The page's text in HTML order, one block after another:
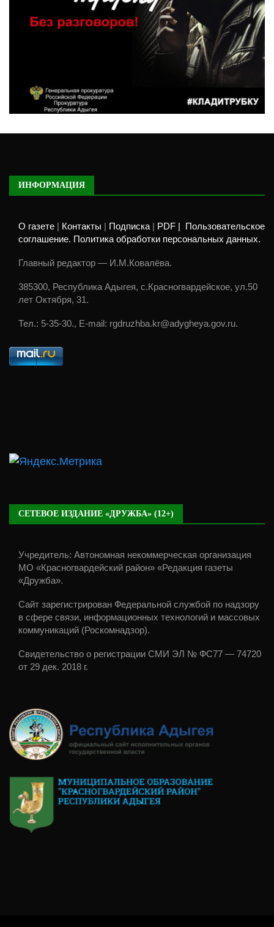
ИНФОРМАЦИЯ
О газете Контакты Подписка PDF |
Пользовательское
соглашение. Политика обработки персональных данных.
Главный редактор — И.М.Ковалёва.
385300, Республика Адыгея, с.Красногвардейское, ул.50
лет Октября, 31.
Тел.: 5-35-30., E-mail: rgdruzhba.kr@adygheya.gov.ru.
СЕТЕВОЕ ИЗДАНИЕ «ДРУЖБА» (12+)
Учредитель: Автономная некоммерческая организация
МО «Красногвардейский район» «Редакция газеты
«Дружба».
Сайт зарегистрирован Федеральной службой по надзору
в сфере связи, информационных технологий и массовых
коммуникаций (Роскомнадзор).
Свидетельство о регистрации СМИ ЭЛ № ФС77 — 74720
от 29 дек. 2018 г.